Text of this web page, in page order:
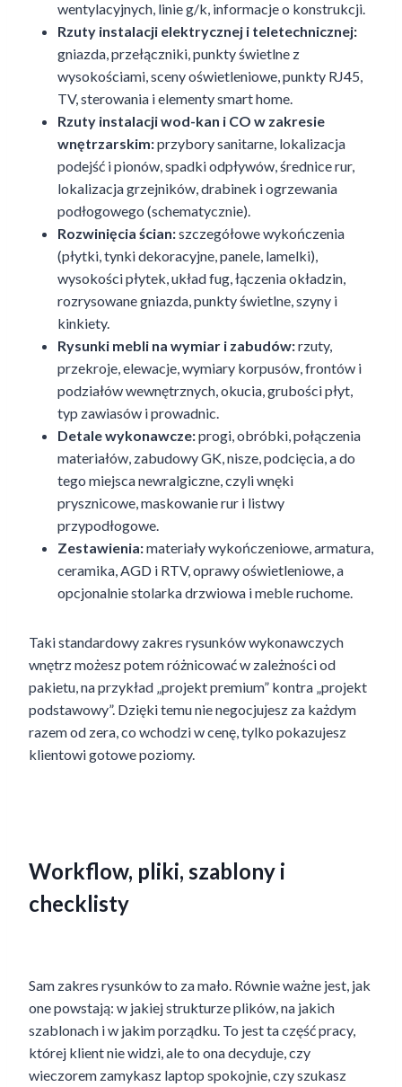
wentylacyjnych, linie g/k, informacje o konstrukcji.
Rzuty instalacji elektrycznej i teletechnicznej:
gniazda, przełączniki, punkty świetlne z
wysokościami, sceny oświetleniowe, punkty RJ45,
TV, sterowania i elementy smart home.
Rzuty instalacji wod-kan i CO w zakresie
wnętrzarskim:przybory sanitarne, lokalizacja
podejść i pionów, spadki odpływów, średnice rur,
lokalizacja grzejników, drabinek i ogrzewania
podłogowego (schematycznie).
Rozwinięcia ścian:szczegółowe wykończenia
(płytki, tynki dekoracyjne, panele, lamelki),
wysokości płytek, układ fug, łączenia okładzin,
rozrysowane gniazda, punkty świetlne, szyny i
kinkiety.
Rysunki mebli na wymiar i zabudów:rzuty,
przekroje, elewacje, wymiary korpusów, frontów i
podziałów wewnętrznych, okucia, grubości płyt,
typ zawiasów i prowadnic.
Detale wykonawcze:progi, obróbki, połączenia
materiałów, zabudowy GK, nisze, podcięcia, a do
tego miejsca newralgiczne, czyli wnęki
prysznicowe, maskowanie rur i listwy
przypodłogowe.
Zestawienia:materiały wykończeniowe, armatura,
ceramika, AGD i RTV, oprawy oświetleniowe, a
opcjonalnie stolarka drzwiowa i meble ruchome.
Taki standardowy zakres rysunków wykonawczych
wnętrz możesz potem różnicować w zależności od
pakietu, na przykład „projekt premium” kontra „projekt
podstawowy”. Dzięki temu nie negocjujesz za każdym
razem od zera, co wchodzi w cenę, tylko pokazujesz
klientowi gotowe poziomy.
Workflow, pliki, szablony i
checklisty
Sam zakres rysunków to za mało. Równie ważne jest, jak
one powstają: w jakiej strukturze plików, na jakich
szablonach i w jakim porządku. To jest ta część pracy,
której klient nie widzi, ale to ona decyduje, czy
wieczorem zamykasz laptop spokojnie, czy szukasz